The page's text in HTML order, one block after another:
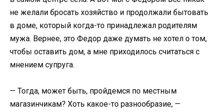
не желали бросать хозяйство и продолжали бытовать
в доме, который когда-то принадлежал родителям
мужа. Вернее, это Федор даже думать не хотел о том,
чтобы оставить дом, а мне приходилось считаться с
мнением супруга.
— Тогда, может быть, пройдемся по местным
магазинчикам? Хоть какое-то разнообразие, —